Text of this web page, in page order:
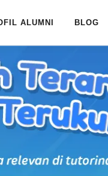
ALUMNI BLOG